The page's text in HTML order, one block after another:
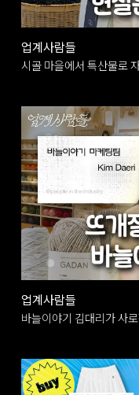
업계사람들
시골 마을에서 특산물로
업계사람들
바늘이야기 김대리가 사